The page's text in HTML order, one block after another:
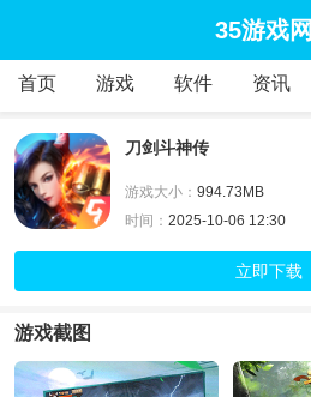
35游戏网
首页 游戏 软件 资讯
刀剑斗神传
游戏大小： 994.73MB
时间： 2025-10-06 12:30
立即下载
游戏截图